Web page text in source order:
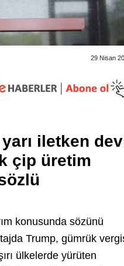
29 Nisan
iletken
çip üretim
konusunda sözünü
Trump, gümrük
ülkelerde yürüten